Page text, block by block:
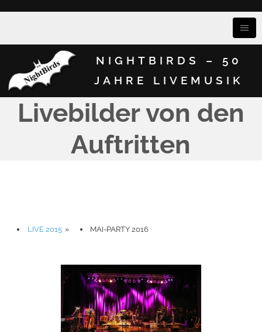
NIGHTBIRDS – 50
JAHRE LIVEMUSIK
Livebilder von den
Auftritten
LIVE 2015 » MAI-PARTY 2016